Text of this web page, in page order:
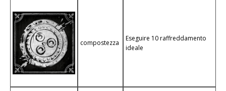
compostezza
Eseguire 10 raffreddamento
ideale